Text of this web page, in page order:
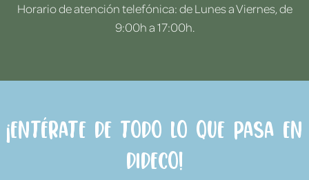
Horario de atención telefónica: de Lunes a Viernes, de
9:00h a 17:00h.
¡Entérate de todo lo que pasa en
Dideco!